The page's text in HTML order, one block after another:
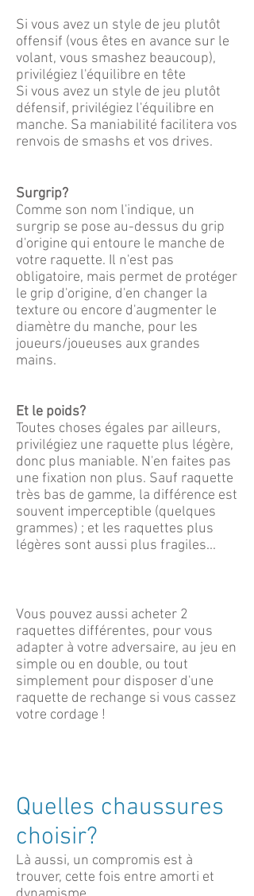
Si vous avez un style de jeu plutôt
offensif (vous êtes en avance sur le
volant, vous smashez beaucoup),
privilégiez l'équilibre en tête
Si vous avez un style de jeu plutôt
défensif, privilégiez l'équilibre en
manche. Sa maniabilité facilitera vos
renvois de smashs et vos drives.
Surgrip?
Comme son nom l'indique, un
surgrip se pose au-dessus du grip
d'origine qui entoure le manche de
votre raquette. Il n'est pas
obligatoire, mais permet de protéger
le grip d'origine, d'en changer la
texture ou encore d'augmenter le
diamètre du manche, pour les
joueurs/joueuses aux grandes
mains.
Et le poids?
Toutes choses égales par ailleurs,
privilégiez une raquette plus légère,
donc plus maniable. N'en faites pas
une fixation non plus. Sauf raquette
très bas de gamme, la différence est
souvent imperceptible (quelques
grammes) ; et les raquettes plus
légères sont aussi plus fragiles...
Vous pouvez aussi acheter 2
raquettes différentes, pour vous
adapter à votre adversaire, au jeu en
simple ou en double, ou tout
simplement pour disposer d'une
raquette de rechange si vous cassez
votre cordage !
Quelles chaussures
choisir?
​Là aussi, un compromis est à
trouver, cette fois entre amorti et